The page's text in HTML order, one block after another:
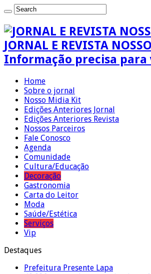
JORNAL E REVISTA
Informação precisa para
Home
Sobre o jornal
Nosso Midia Kit
Edições Anteriores Jornal
Edições Anteriores Revista
Nossos Parceiros
Fale Conosco
Agenda
Comunidade
Cultura/Educação
Decoração
Gastronomia
Carta do Leitor
Moda
Saúde/Estética
Serviços
Vip
Destaques
Prefeitura Presente Lapa